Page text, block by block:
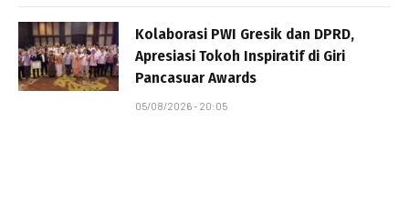
Kolaborasi PWI Gresik dan DPRD,
Apresiasi Tokoh Inspiratif di Giri
Pancasuar Awards
05/08/2026 - 20:05